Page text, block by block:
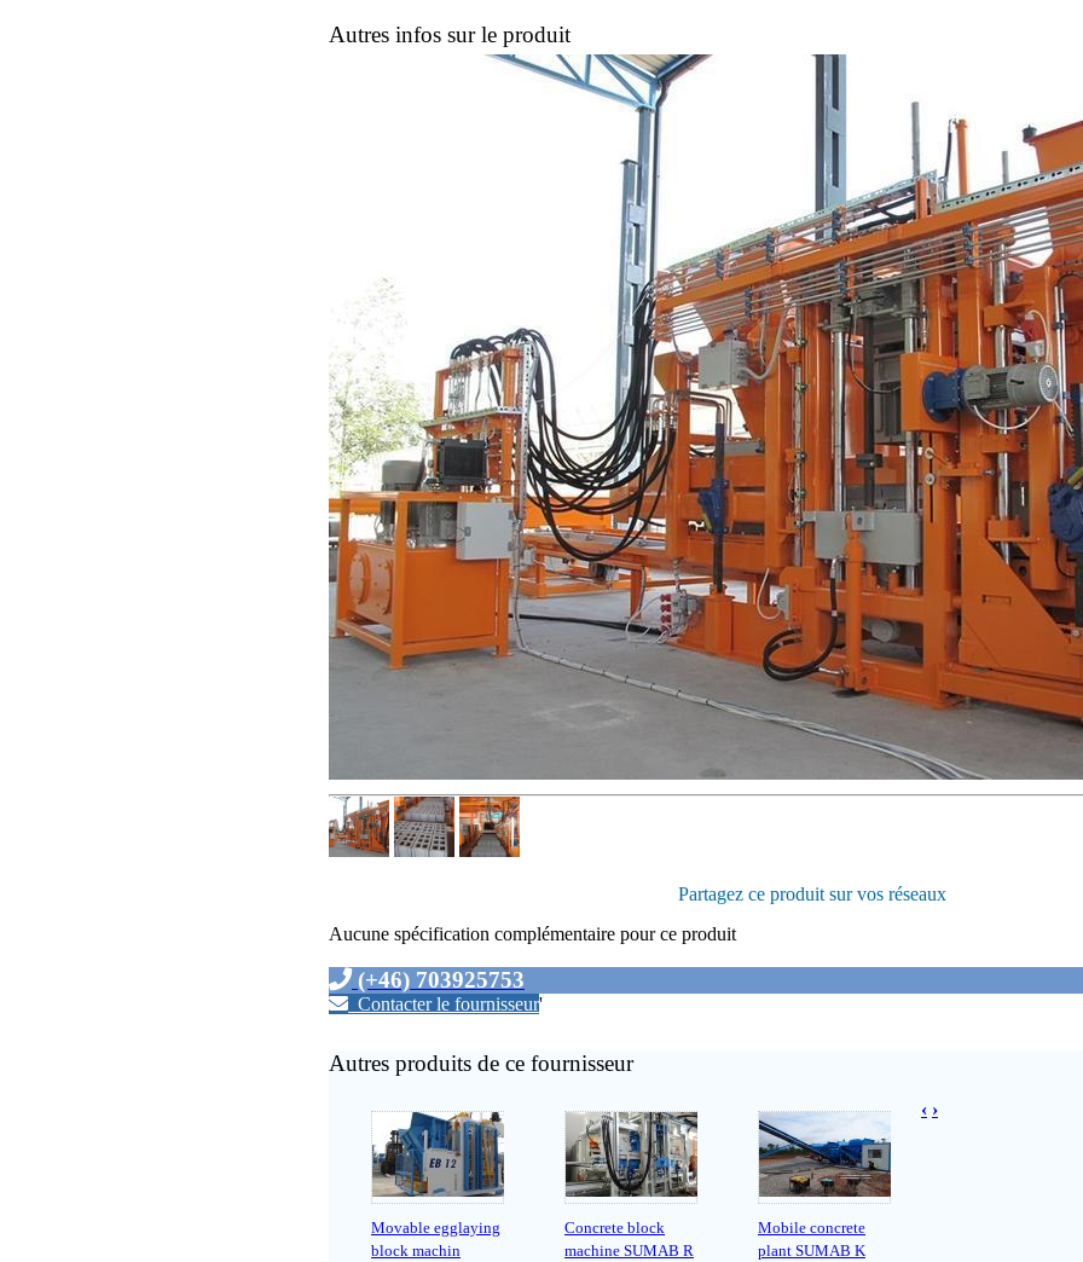
Partagez ce produit sur vos réseaux
Autres infos sur le produit
Aucune spécification complémentaire pour ce produit
(+46) 703925753
Contacter le fournisseur'
Autres produits de ce fournisseur
Movable egglaying
block machin
Concrete block
machine SUMAB R
Mobile concrete
plant SUMAB K
‹ ›